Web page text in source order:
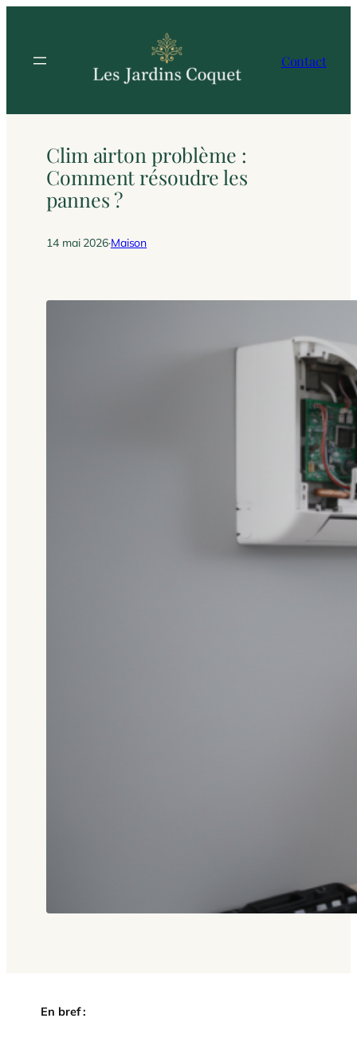
contenu
Contact
Clim airton problème :
Comment résoudre les
pannes ?
14 mai 2026·Maison
En bref :